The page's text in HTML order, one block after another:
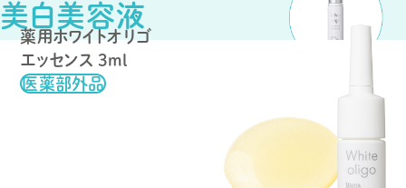
美白美容液
薬用ホワイトオリゴ
エッセンス 3ml
医薬部外品